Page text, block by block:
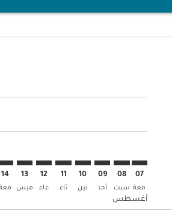
07
معة
أغسطس
08
سبت
09
أحد
10
نين
11
ثاء
12
عاء
13
ميس
14